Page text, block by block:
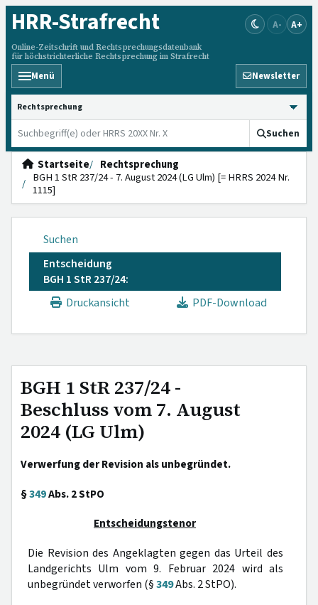
HRR-Strafrecht
Online-Zeitschrift und Rechtsprechungsdatenbank
für höchstrichterliche Rechtsprechung im Strafrecht
A- A+
Menü Newsletter
HRRS durchsuchen
Suchen
Startseite
Rechtsprechung
BGH 1 StR 237/24 - 7. August 2024 (LG Ulm) [= HRRS 2024 Nr.
1115]
Suchen
Entscheidung
BGH 1 StR 237/24:
Druckansicht
PDF-Download
BGH 1 StR 237/24 -
Beschluss vom 7. August
2024 (LG Ulm)
Verwerfung der Revision als unbegründet.
§349Abs. 2 StPO
Entscheidungstenor
Die Revision des Angeklagten gegen das Urteil des
Landgerichts Ulm vom 9. Februar 2024 wird als
unbegründet verworfen (§349Abs. 2 StPO).